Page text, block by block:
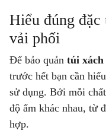
Hiểu đúng
vải phối
Để bảo quản túi xách
trước hết bạn cần
sử dụng. Bởi mỗi
độ ẩm khác nhau, từ
hợp.